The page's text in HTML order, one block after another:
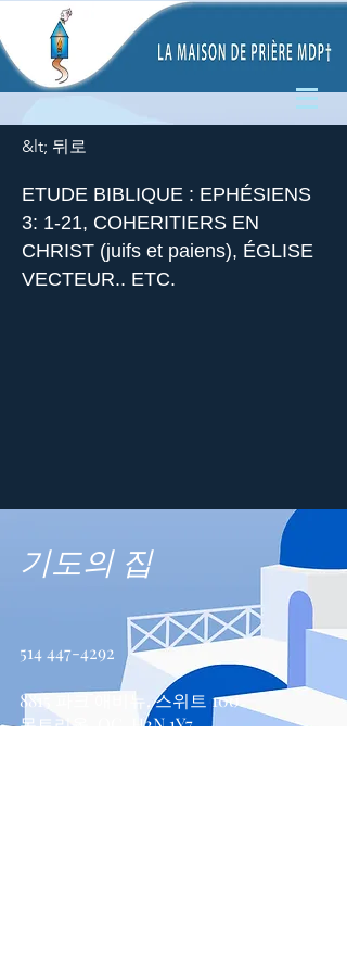
&lt; 뒤로
ETUDE BIBLIQUE : EPHÉSIENS
3: 1-21, COHERITIERS EN
CHRIST (juifs et paiens), ÉGLISE
VECTEUR.. ETC.
기도의 집
514 447-4292
8815 파크 애비뉴, 스위트 100
몬트리올, QC, H2N 1Y7